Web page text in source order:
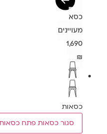
כסא
מעויינים
1,690
₪
כסאות
סגור כסאות פתח כסאות